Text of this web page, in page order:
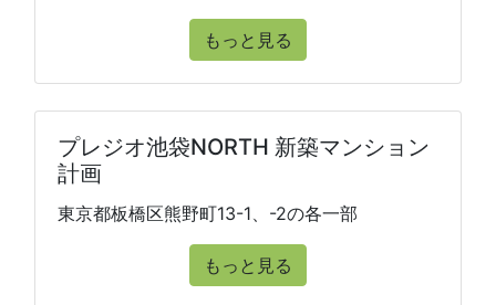
もっと見る
プレジオ池袋NORTH 新築マンション
計画
東京都板橋区熊野町13-1、-2の各一部
もっと見る